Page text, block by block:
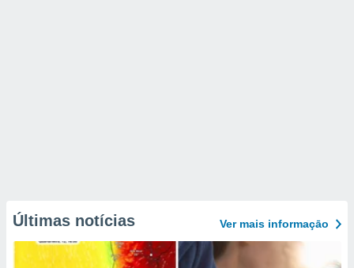
Últimas notícias Ver mais informaçāo